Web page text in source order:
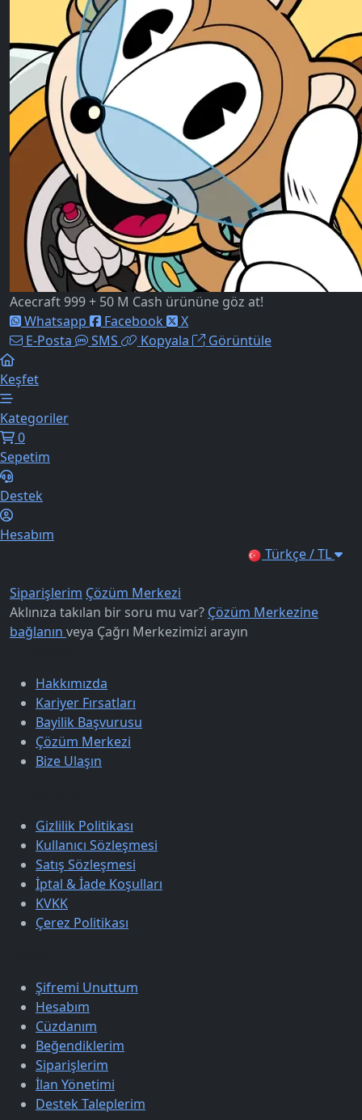
Acecraft 999 + 50 M Cash ürününe göz at!
Whatsapp
Facebook
X
E-Posta
SMS Kopyala Görüntüle
Keşfet
Kategoriler
0
Sepetim
Destek
Hesabım
Türkçe / TL
Siparişlerim Çözüm Merkezi
Aklınıza takılan bir soru mu var? Çözüm Merkezine
bağlanın veya Çağrı Merkezimizi arayın
Hakkımızda
Kariyer Fırsatları
Bayilik Başvurusu
Çözüm Merkezi
Bize Ulaşın
Gizlilik Politikası
Kullanıcı Sözleşmesi
Satış Sözleşmesi
İptal & İade Koşulları
KVKK
Çerez Politikası
Şifremi Unuttum
Hesabım
Cüzdanım
Beğendiklerim
Siparişlerim
İlan Yönetimi
Destek Taleplerim